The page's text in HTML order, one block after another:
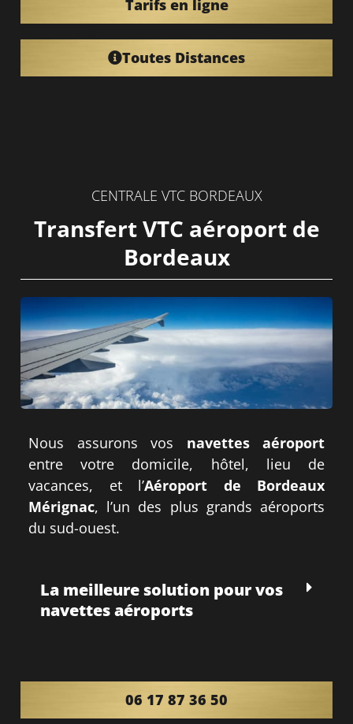
Tarifs en ligne
Toutes Distances
CENTRALE VTC BORDEAUX
Transfert VTC aéroport de
Bordeaux
Nous assurons vos navettes aéroport
entre votre domicile, hôtel, lieu de
vacances, et l’Aéroport de Bordeaux
Mérignac, l’un des plus grands aéroports
du sud-ouest.
La meilleure solution pour vos
navettes aéroports
06 17 87 36 50